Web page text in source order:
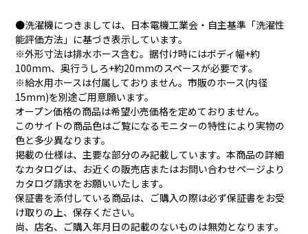
●洗濯機につきましては、日本電機工業会・自主基準「洗濯性
能評価方法」に基づき表示しています。
※外形寸法は排水ホース含む。据付け時にはボディ幅+約
100mm、奥行うしろ+約20mmのスペースが必要です。
※給水用ホースは付属しておりません。市販のホース(内径
15mm)を別途ご用意願います。
オープン価格の商品は希望小売価格を定めておりません。
このサイトの商品色はご覧になるモニターの特性により実物の
色と多少異なります。
掲載の仕様は、主要な部分のみ記載しています。本商品の詳細
なカタログは、お近くの販売店またはお問い合わせページより
カタログ請求をお願いいたします。
保証書を添付している商品は、ご購入の際は必ず保証書をお受
け取りの上、保存ください。
尚、店名、ご購入年月日の記載のないものは無効となります。